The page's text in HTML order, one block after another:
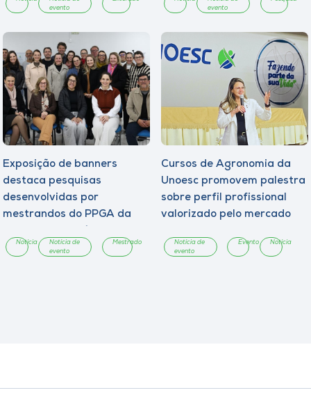
evento
evento
Exposição de banners
destaca pesquisas
desenvolvidas por
mestrandos do PPGA da
Notícia
Notícia de
evento
Mestrado
Cursos de Agronomia da
Unoesc promovem palestra
sobre perfil profissional
valorizado pelo mercado
Notícia de
evento
Evento Notícia